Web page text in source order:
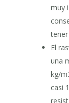
muy
El
una
kg/
casi